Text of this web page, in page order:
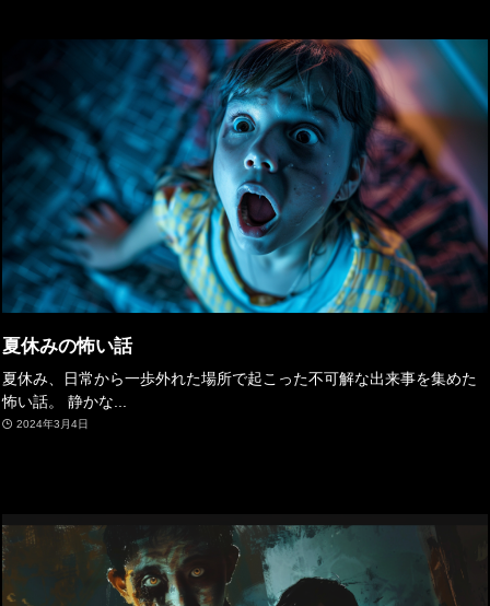
夏休みの怖い話
夏休み、日常から一歩外れた場所で起こった不可解な出来事を集めた
怖い話。 静かな...
2024年3月4日